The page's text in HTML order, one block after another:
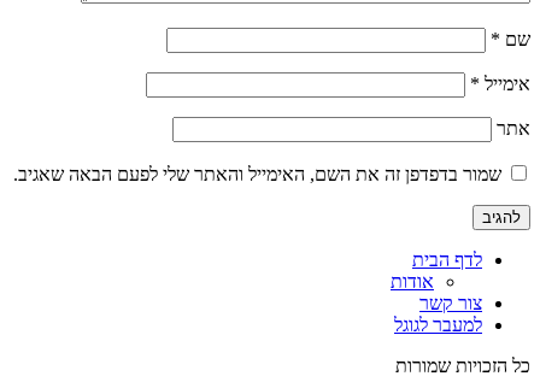
שם *
אימייל *
אתר
שמור בדפדפן זה את השם, האימייל והאתר שלי לפעם הבאה שאגיב.
לדף הבית
אודות
צור קשר
למעבר לגוגל
כל הזכויות שמורות